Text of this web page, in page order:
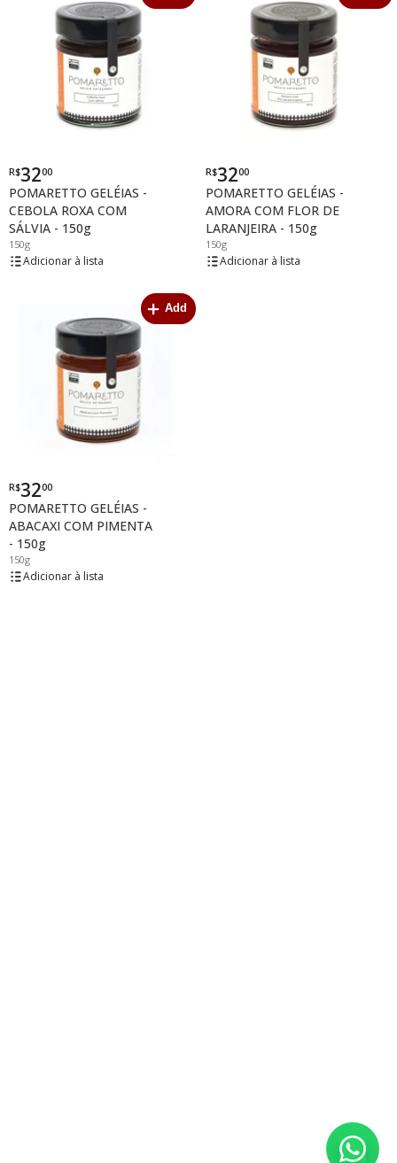
Por
R$3200
POMARETTO GELÉIAS -
CEBOLA ROXA COM
SÁLVIA - 150g
150g
lista
Por
R$3200
POMARETTO GELÉIAS -
AMORA COM FLOR DE
LARANJEIRA - 150g
150g
lista
Add
Por
R$3200
POMARETTO GELÉIAS -
ABACAXI COM PIMENTA
- 150g
150g
lista